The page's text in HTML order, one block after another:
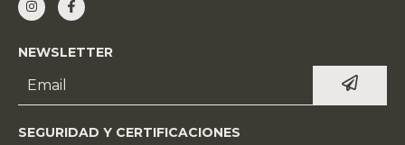
NEWSLETTER
SEGURIDAD Y CERTIFICACIONES